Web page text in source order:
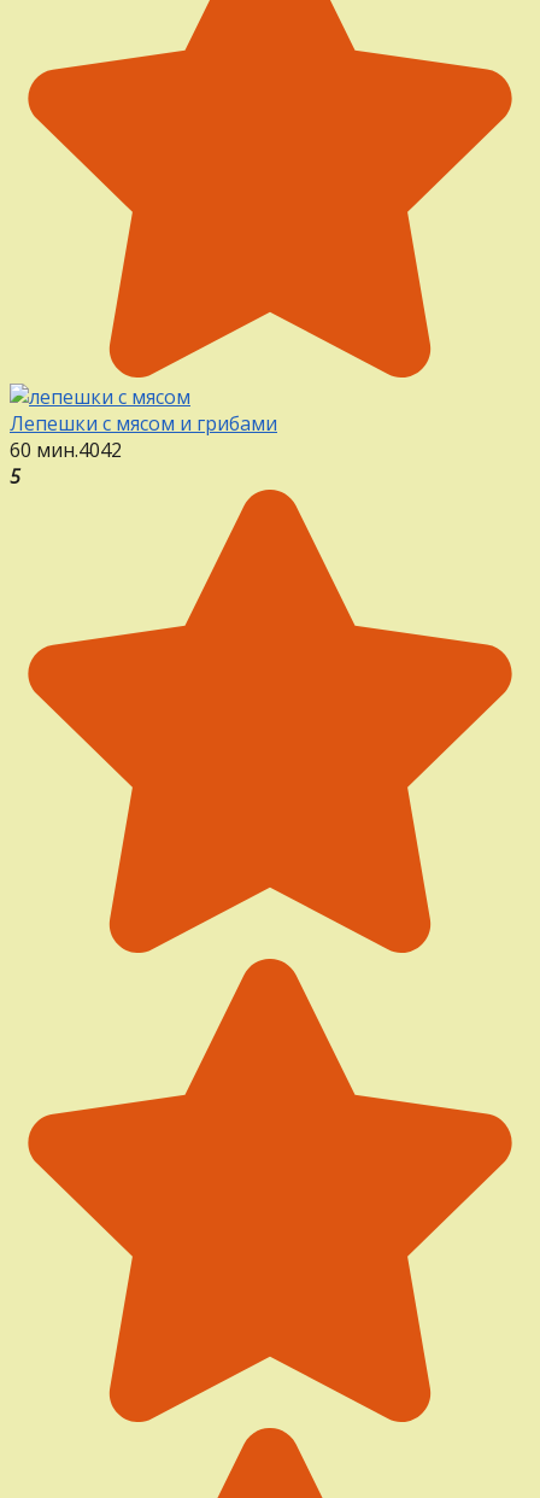
Лепешки с мясом и грибами
60 мин.4042
5